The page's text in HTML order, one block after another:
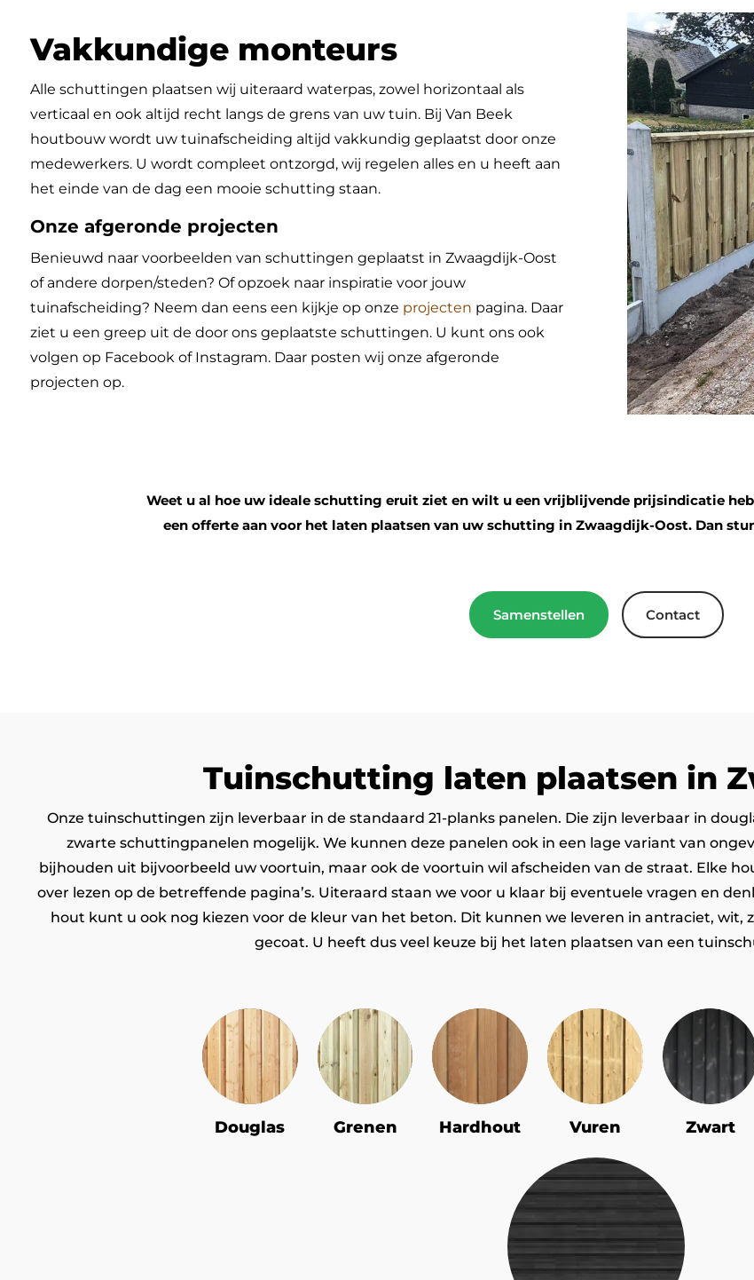
Vakkundige monteurs
Alle schuttingen plaatsen wij uiteraard waterpas, zowel horizontaal als
verticaal en ook altijd recht langs de grens van uw tuin. Bij Van Beek
houtbouw wordt uw tuinafscheiding altijd vakkundig geplaatst door onze
medewerkers. U wordt compleet ontzorgd, wij regelen alles en u heeft aan
het einde van de dag een mooie schutting staan.
Onze afgeronde projecten
Benieuwd naar voorbeelden van schuttingen geplaatst in Zwaagdijk-Oost
of andere dorpen/steden? Of opzoek naar inspiratie voor jouw
tuinafscheiding? Neem dan eens een kijkje op onze projecten pagina. Daar
ziet u een greep uit de door ons geplaatste schuttingen. U kunt ons ook
volgen op Facebook of Instagram. Daar posten wij onze afgeronde
projecten op.
Weet u al hoe uw ideale schutting eruit ziet en wilt u een vrijblijvende prijsindicatie
een offerte aan voor het laten plaatsen van uw schutting in Zwaagdijk-Oost. Dan
Samenstellen Contact
Tuinschutting laten plaatsen in
Onze tuinschuttingen zijn leverbaar in de standaard 21-planks panelen. Die zijn leverbaar in
zwarte schuttingpanelen mogelijk. We kunnen deze panelen ook in een lage variant van
bijhouden uit bijvoorbeeld uw voortuin, maar ook de voortuin wil afscheiden van de straat. Elke
over lezen op de betreffende pagina’s. Uiteraard staan we voor u klaar bij eventuele vragen en
hout kunt u ook nog kiezen voor de kleur van het beton. Dit kunnen we leveren in antraciet,
gecoat. U heeft dus veel keuze bij het laten plaatsen van een
Douglas Grenen Hardhout Vuren Zwart